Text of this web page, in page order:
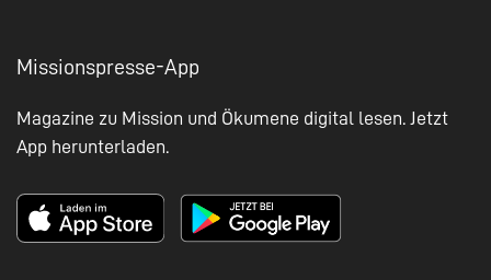
Missionspresse-App
Magazine zu Mission und Ökumene digital lesen. Jetzt
App herunterladen.